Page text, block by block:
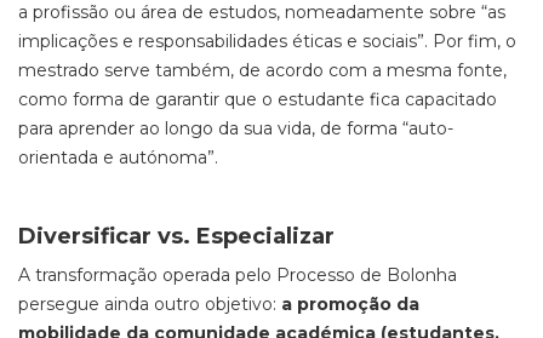
a profissão ou área de estudos, nomeadamente sobre “as
implicações e responsabilidades éticas e sociais”. Por fim, o
mestrado serve também, de acordo com a mesma fonte,
como forma de garantir que o estudante fica capacitado
para aprender ao longo da sua vida, de forma “auto-
orientada e autónoma”.
Diversificar vs. Especializar
A transformação operada pelo Processo de Bolonha
persegue ainda outro objetivo: a promoção da
mobilidade da comunidade académica (estudantes,